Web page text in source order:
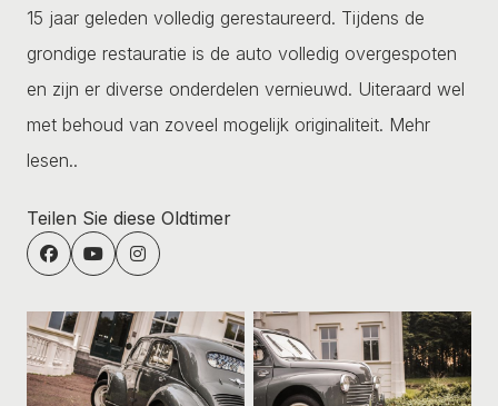
15 jaar geleden volledig gerestaureerd. Tijdens de
grondige restauratie is de auto volledig overgespoten
en zijn er diverse onderdelen vernieuwd. Uiteraard wel
met behoud van zoveel mogelijk originaliteit. Mehr
lesen..
Teilen Sie diese Oldtimer